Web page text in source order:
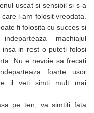
uscat si sensibil si s-a
l-am folosit vreodata.
fi folosita cu succes si
machiajul
in rest o puteti folosi
Nu e nevoie sa frecati
foarte usor
il veti simti mult mai
pe ten, va simtiti fata